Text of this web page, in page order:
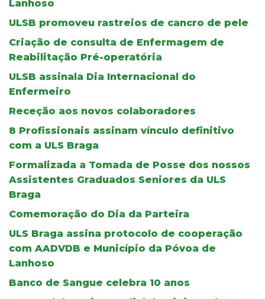
Lanhoso
ULSB promoveu rastreios de cancro de pele
Criação de consulta de Enfermagem de
Reabilitação Pré-operatória
ULSB assinala Dia Internacional do
Enfermeiro
Receção aos novos colaboradores
8 Profissionais assinam vínculo definitivo
com a ULS Braga
Formalizada a Tomada de Posse dos nossos
Assistentes Graduados Seniores da ULS
Braga
Comemoração do Dia da Parteira
ULS Braga assina protocolo de cooperação
com AADVDB e Município da Póvoa de
Lanhoso
Banco de Sangue celebra 10 anos